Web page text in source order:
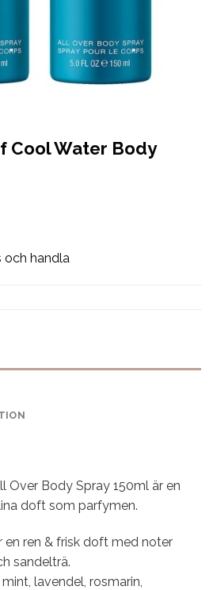
Cool Water Body
och handla
Over Body Spray 150ml är en
doft som parfymen.
en ren & frisk doft med noter
sandelträ.
lavendel, rosmarin,